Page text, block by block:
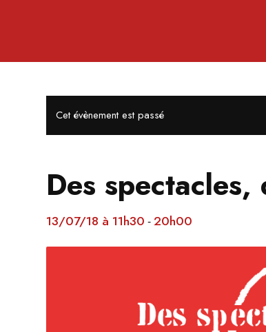
Cet évènement est passé
Des
13/07/18 à 11h30 -20h00